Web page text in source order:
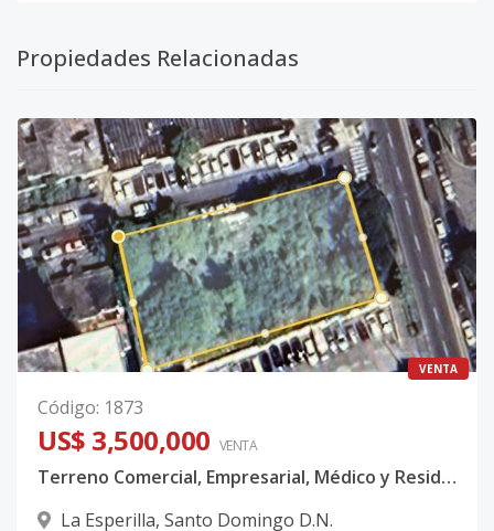
Propiedades Relacionadas
VENTA
Código: 1873
US$ 3,500,000 VENTA
Terreno Comercial, Empresarial, Médico y Residencial en Venta – 1,445.95 m² | La Esperilla, Santo Domingo
La Esperilla, Santo Domingo D.N.